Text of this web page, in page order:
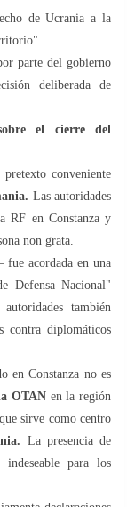
de Ucrania a la
parte del gobierno
deliberada de
el cierre del
conveniente
Las autoridades
RF en Constanza y
non grata.
acordada en una
Defensa Nacional"
también
contra diplomáticos
en Constanza no es
OTANen la región
sirve como centro
La presencia de
para los